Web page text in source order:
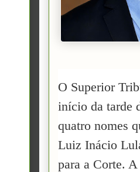
O Superior
início da tarde
quatro nomes
Luiz Inácio
para a Corte.